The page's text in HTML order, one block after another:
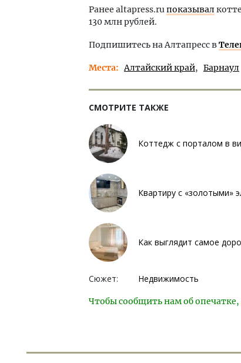
Ранее altapress.ruпоказывал
130 млн рублей.
Подпишитесь на Алтапресс в
Места Алтайский край Барнаул
СМОТРИТЕ ТАКЖЕ
Коттедж с порталом в
Квартиру с «золотыми»
Как выглядит самое
Сюжет: Недвижимость
Чтобы сообщить нам об